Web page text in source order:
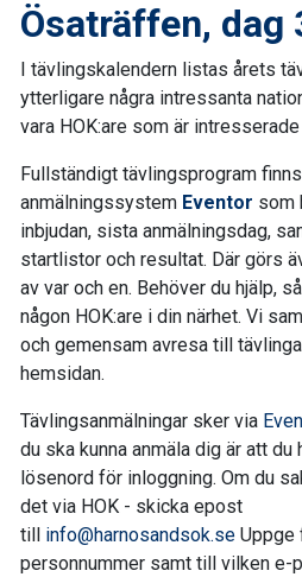
Ösaträffen, dag
I tävlingskalendern listas årets
ytterligare några intressanta
vara HOK:are som är
Fullständigt tävlingsprogram
anmälningssystem Eventor som
inbjudan, sista anmälningsdag,
startlistor och resultat. Där görs
av var och en. Behöver du hjälp,
någon HOK:are i din närhet. Vi
och gemensam avresa till
hemsidan.
Tävlingsanmälningar sker via
du ska kunna anmäla dig är att du
lösenord för inloggning. Om du
det via HOK - skicka epost
till info@harnosandsok.se Uppge
personnummer samt till vilken e-